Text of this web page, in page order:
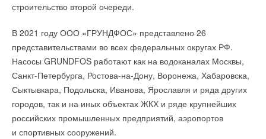
строительство второй очереди.
В 2021 году ООО «ГРУНДФОС» представлено 26
представительствами во всех федеральных округах РФ.
Насосы GRUNDFOS работают как на водоканалах Москвы,
Санкт-Петербурга, Ростова-на-Дону, Воронежа, Хабаровска,
Сыктывкара, Подольска, Иванова, Ярославля и ряда других
городов, так и на иных объектах ЖКХ и ряде крупнейших
российских промышленных предприятий, аэропортов
и спортивных сооружений.